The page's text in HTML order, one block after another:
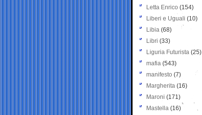
Letta Enrico (154)
Liberi e Uguali (10)
Libia (68)
Libri (33)
Liguria Futurista (25)
mafia (543)
manifesto (7)
Margherita (16)
Maroni (171)
Mastella (16)